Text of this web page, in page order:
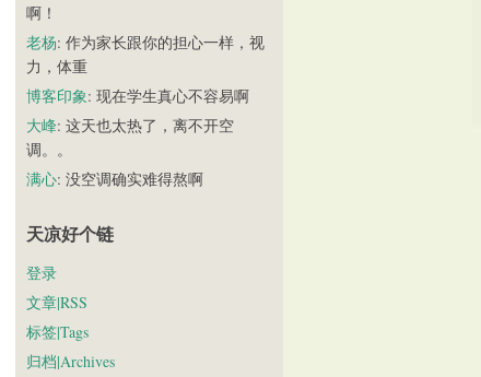
啊！
老杨: 作为家长跟你的担心一样，视
力，体重
博客印象: 现在学生真心不容易啊
大峰: 这天也太热了，离不开空
调。。
满心: 没空调确实难得熬啊
天凉好个链
登录
文章|RSS
标签|Tags
归档|Archives